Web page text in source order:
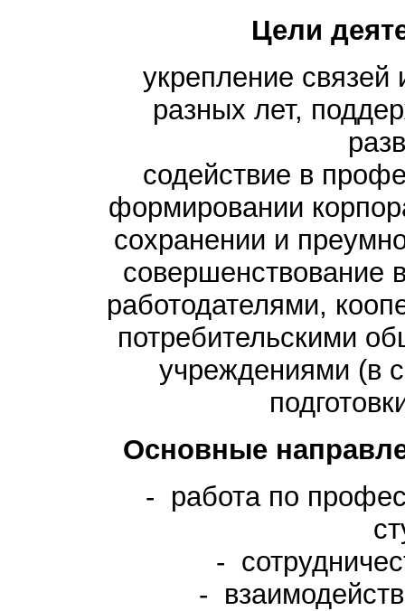
Цели
укрепление связей
разных лет,
содействие в
формировании
сохранении и
совершенствование
работодателями,
потребительскими
учреждениями (в
Основные
- работа по
-
-